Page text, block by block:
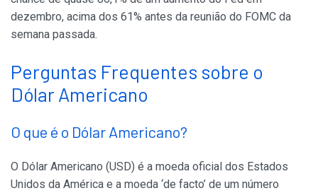
dezembro, acima dos 61% antes da reunião do FOMC da
semana passada.
Perguntas Frequentes sobre o
Dólar Americano
O que é o Dólar Americano?
O Dólar Americano (USD) é a moeda oficial dos Estados
Unidos da América e a moeda ‘de facto’ de um número